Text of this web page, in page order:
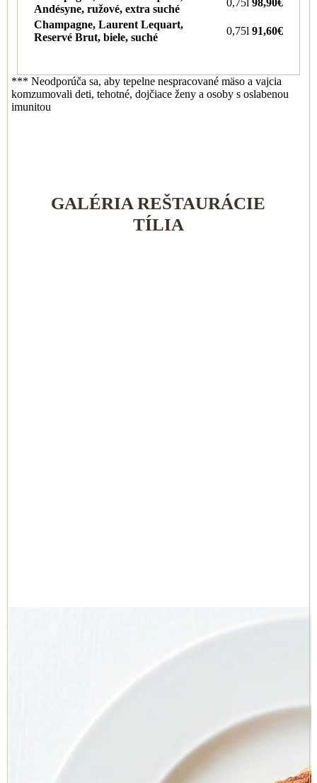
Andésyne, ružové, extra suché
Champagne, Laurent Lequart,
Reservé Brut, biele, suché
0,75l 91,60€
*** Neodporúča sa, aby tepelne nespracované mäso a vajcia
komzumovali deti, tehotné, dojčiace ženy a osoby s oslabenou
imunitou
GALÉRIA REŠTAURÁCIE
TÍLIA